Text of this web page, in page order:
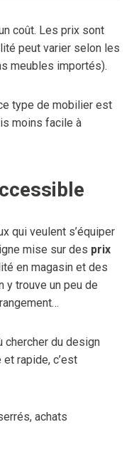
coût. Les prix sont
peut varier selon les
meubles importés).
type de mobilier est
moins facile à
qui veulent s’équiper
mise sur des prix
en magasin et des
y trouve un peu de
chercher du design
rapide, c’est
achats